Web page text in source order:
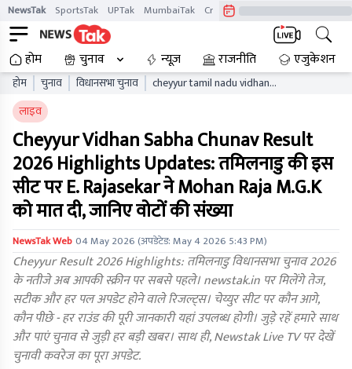
NewsTak SportsTak UPTak MumbaiTak CrimeTak
होम चुनाव न्यूज़ राजनीति एजुकेशन
होम चुनाव विधानसभा चुनाव
cheyyur tamil nadu vidhan
लाइव
Cheyyur Vidhan Sabha Chunav Result
2026 Highlights Updates: तमिलनाडु की इस
सीट पर E. Rajasekar ने Mohan Raja M.G.K
को मात दी, जानिए वोटों की संख्या
NewsTak Web04 May 2026(अपडेटेड:May 4 2026 5:43 PM)
Cheyyur Result 2026 Highlights: तमिलनाडु विधानसभा चुनाव 2026
के नतीजे अब आपकी स्क्रीन पर सबसे पहले। newstak.in पर मिलेंगे तेज,
सटीक और हर पल अपडेट होने वाले रिजल्ट्स। चेय्युर सीट पर कौन आगे,
कौन पीछे - हर राउंड की पूरी जानकारी यहां उपलब्ध होगी। जुड़े रहें हमारे साथ
और पाएं चुनाव से जुड़ी हर बड़ी खबर। साथ ही, Newstak Live TV पर देखें
चुनावी कवरेज का पूरा अपडेट.